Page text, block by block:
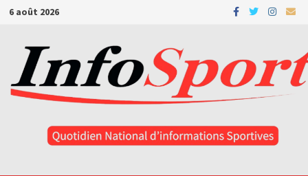
Passer
contenu
6 août 2026